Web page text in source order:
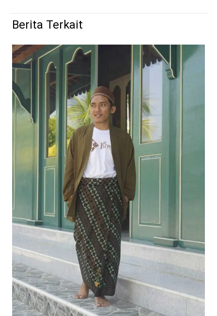
Berita Terkait